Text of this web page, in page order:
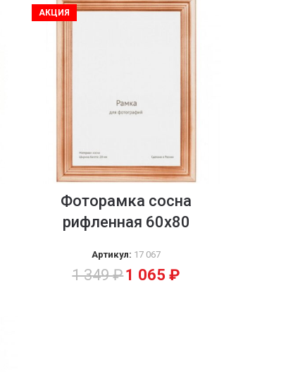
АКЦИЯ
Фоторамка сосна
рифленная 60х80
Артикул: 17 067
1 349₽1 065₽